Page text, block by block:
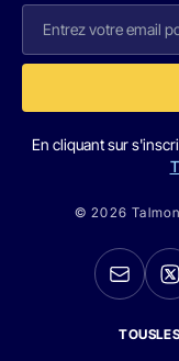
En cliquant sur
© 2026